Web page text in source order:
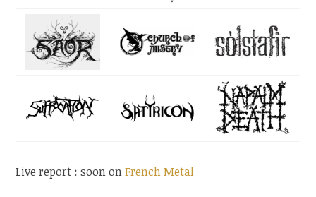
Live report : soon onFrench Metal